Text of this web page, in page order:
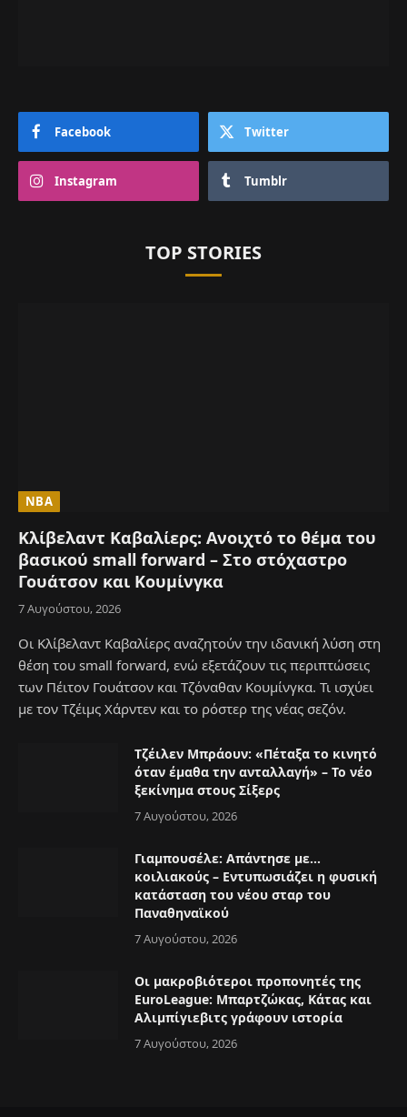
Facebook Twitter
Instagram Tumblr
TOP STORIES
NBA
Κλίβελαντ Καβαλίερς: Ανοιχτό το θέμα του
βασικού small forward – Στο στόχαστρο
Γουάτσον και Κουμίνγκα
7 Αυγούστου, 2026
Οι Κλίβελαντ Καβαλίερς αναζητούν την ιδανική λύση στη
θέση του small forward, ενώ εξετάζουν τις περιπτώσεις
των Πέιτον Γουάτσον και Τζόναθαν Κουμίνγκα. Τι ισχύει
με τον Τζέιμς Χάρντεν και το ρόστερ της νέας σεζόν.
Τζέιλεν Μπράουν: «Πέταξα το κινητό
όταν έμαθα την ανταλλαγή» – Το νέο
ξεκίνημα στους Σίξερς
7 Αυγούστου, 2026
Γιαμπουσέλε: Απάντησε με…
κοιλιακούς – Εντυπωσιάζει η φυσική
κατάσταση του νέου σταρ του
Παναθηναϊκού
7 Αυγούστου, 2026
Οι μακροβιότεροι προπονητές της
EuroLeague: Μπαρτζώκας, Κάτας και
Αλιμπίγιεβιτς γράφουν ιστορία
7 Αυγούστου, 2026